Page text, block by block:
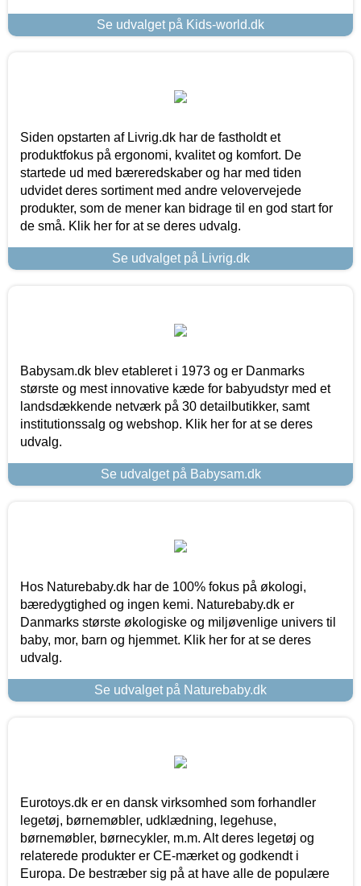
Se udvalget på Kids-world.dk
Siden opstarten af Livrig.dk har de fastholdt et
produktfokus på ergonomi, kvalitet og komfort. De
startede ud med bæreredskaber og har med tiden
udvidet deres sortiment med andre velovervejede
produkter, som de mener kan bidrage til en god start for
de små. Klik her for at se deres udvalg.
Se udvalget på Livrig.dk
Babysam.dk blev etableret i 1973 og er Danmarks
største og mest innovative kæde for babyudstyr med et
landsdækkende netværk på 30 detailbutikker, samt
institutionssalg og webshop. Klik her for at se deres
udvalg.
Se udvalget på Babysam.dk
Hos Naturebaby.dk har de 100% fokus på økologi,
bæredygtighed og ingen kemi. Naturebaby.dk er
Danmarks største økologiske og miljøvenlige univers til
baby, mor, barn og hjemmet. Klik her for at se deres
udvalg.
Se udvalget på Naturebaby.dk
Eurotoys.dk er en dansk virksomhed som forhandler
legetøj, børnemøbler, udklædning, legehuse,
børnemøbler, børnecykler, m.m. Alt deres legetøj og
relaterede produkter er CE-mærket og godkendt i
Europa. De bestræber sig på at have alle de populære